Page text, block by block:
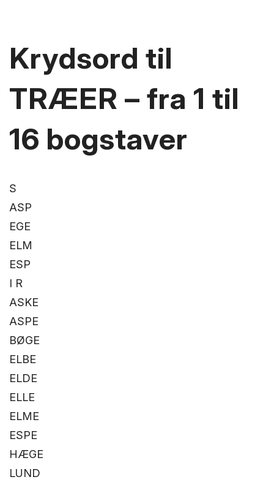
Krydsord til
TRÆER – fra 1 til
16 bogstaver
S
ASP
EGE
ELM
ESP
I R
ASKE
ASPE
BØGE
ELBE
ELDE
ELLE
ELME
ESPE
HÆGE
LUND